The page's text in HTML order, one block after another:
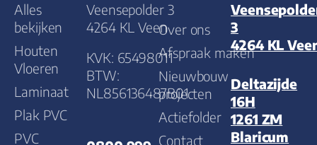
Alles
bekijken
Houten
Vloeren
Laminaat
Plak PVC
PVC
Veensepolder 3
4264 KL Veen
KVK: 65498011
BTW:
NL856136487B01
Over ons
Afspraak maken
Nieuwbouw
projecten
Actiefolder
Contact
3
4264 KL
Deltazijde
16H
1261 ZM
Blaricum